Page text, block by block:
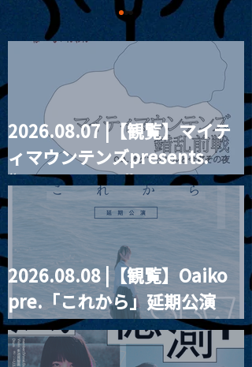
MoonRomantic
Channel1周年記念Live
2026.08.07 |【観覧】マイテ
ィマウンテンズpresents.
“HALL-IN-ONE”
2026.08.08 |【観覧】Oaiko
pre.「これから」延期公演
Blurred City Lights × 17歳
とベルリンの壁